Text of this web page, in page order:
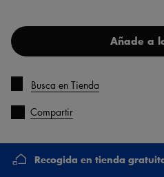
Añade a
Busca en Tienda
Compartir
Recogida en tienda